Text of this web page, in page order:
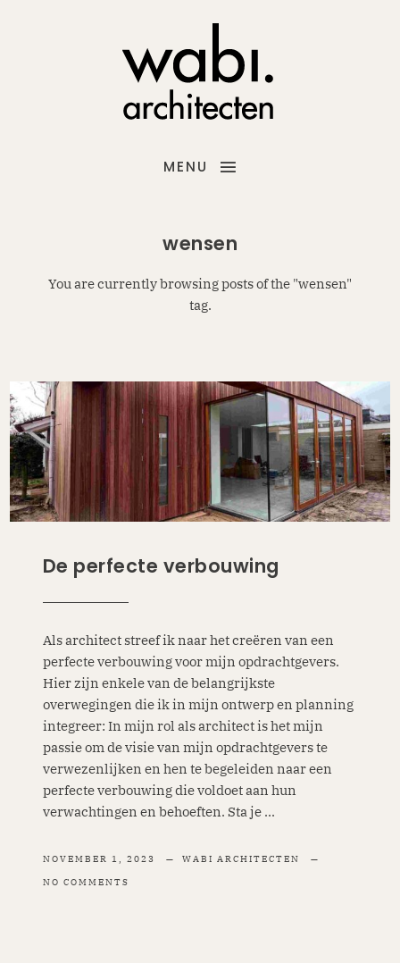
MENU
wensen
You are currently browsing posts of the "wensen"
tag.
De perfecte verbouwing
Als architect streef ik naar het creëren van een
perfecte verbouwing voor mijn opdrachtgevers.
Hier zijn enkele van de belangrijkste
overwegingen die ik in mijn ontwerp en planning
integreer: In mijn rol als architect is het mijn
passie om de visie van mijn opdrachtgevers te
verwezenlijken en hen te begeleiden naar een
perfecte verbouwing die voldoet aan hun
verwachtingen en behoeften. Sta je ...
NOVEMBER 1, 2023
WABI ARCHITECTEN
NO COMMENTS